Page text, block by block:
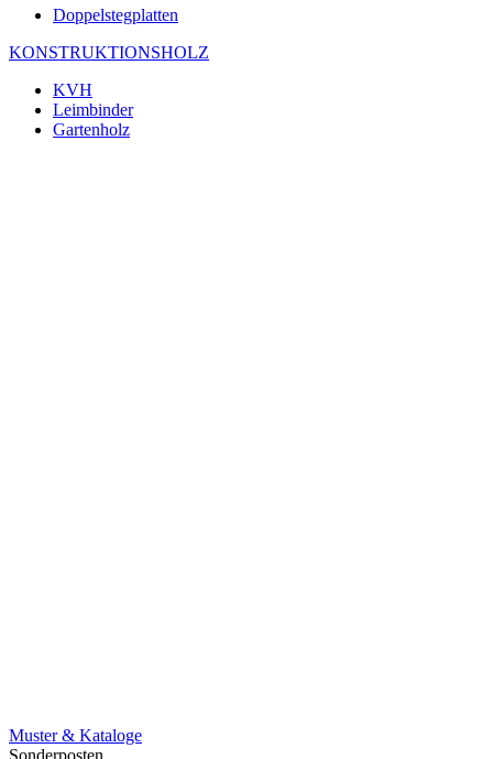
Doppelstegplatten
KONSTRUKTIONSHOLZ
KVH
Leimbinder
Gartenholz
Muster & Kataloge
Sonderposten